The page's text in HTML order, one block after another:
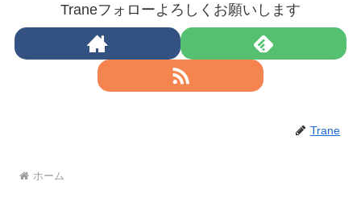
Traneフォローよろしくお願いします
Trane
ホーム